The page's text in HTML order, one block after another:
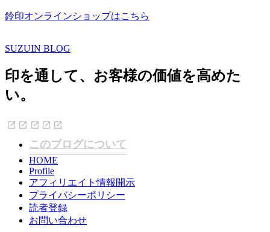
鈴印オンラインショップはこちら
SUZUIN BLOG
印を通して、お客様の価値を高めた
い。
このブログについて
HOME
Profile
アフィリエイト情報開示
プライバシーポリシー
読者登録
お問い合わせ